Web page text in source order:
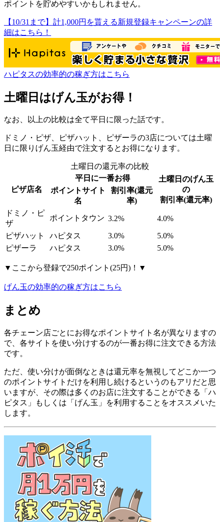
ポイントを貯めやすいかもしれません。
【10/31まで】計1,000円を貰える新規登録キャンペーンの詳
細はこちら！
ハピタスの効率的の稼ぎ方はこちら
土曜日はげん玉がお得！
なお、以上の比較は全て平日 に限った話です。
ドミノ・ピザ、ピザハット、ピザーラの3店については土曜
日に限りげん玉経由で注文するとお得になります。
土曜日の還元率の比較
ピザ店名
平日に一番お得
土曜日のげん玉
の
割引率(還元率)
ポイントサイト
名
割引率(還元
率)
ドミノ・ピ
ザ
ポイントタウン 3.2% 4.0%
ピザハット ハピタス 3.0%
5.0%
ピザーラ
ハピタス 3.0% 5.0%
▼ここから登録で250ポイント(25円)！▼
げん玉の効率的の稼ぎ方はこちら
まとめ
各チェーン店ごとにお得なポイントサイト名が異なりますの
で、各サイトを使い分けするのが一番お得に注文できる方法
です。
ただ、使い分けが面倒なときは還元率を無視してどこか一つ
のポイントサイトだけを利用し続けるというのもアリだと思
いますが、その際は多くのお店に注文することができる「ハ
ピタス」もしくは「げん玉」を利用することをオススメいた
します。